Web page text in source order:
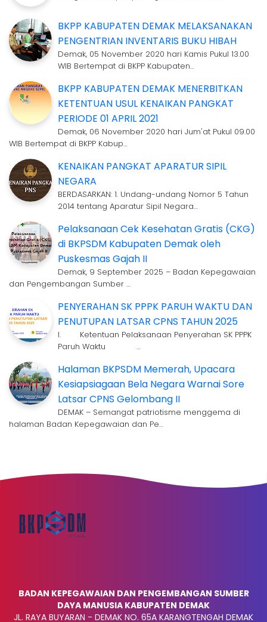
BKPP KABUPATEN DEMAK MELAKSANAKAN
PENGENTRIAN INVENTARIS BUKU HIBAH
Demak, 05 November 2020 hari Kamis Pukul 13.00
WIB Bertempat di BKPP Kabupaten…
BKPP KABUPATEN DEMAK MENERBITKAN
KETENTUAN USUL KENAIKAN PANGKAT
PERIODE 01 APRIL 2021
Demak, 06 November 2020 hari Jum'at Pukul 09.00
WIB Bertempat di BKPP Kabup…
KENAIKAN PANGKAT APARATUR SIPIL
NEGARA
BERDASARKAN: 1. Undang-undang Nomor 5 Tahun
2014 tentang Aparatur Sipil Negara…
Pelaksanaan Cek Kesehatan Gratis (CKG)
di BKPSDM Kabupaten Demak oleh
Puskesmas Gajah II
Demak, 9 September 2025 – Badan Kepegawaian
dan Pengembangan Sumber …
PENYERAHAN SK PPPK PARUH WAKTU DAN
PENUTUPAN LATSAR CPNS TAHUN 2025
I. Ketentuan Pelaksanaan Penyerahan SK PPPK
Paruh Waktu …
Halaman BKPSDM Memerah, Upacara
Kesiapsiagaan Bela Negara Warnai Sore
Latsar CPNS Gelombang II
DEMAK – Semangat patriotisme menggema di
halaman Badan Kepegawaian dan Pe…
BADAN KEPEGAWAIAN DAN PENGEMBANGAN SUMBER
DAYA MANUSIA KABUPATEN DEMAK
JL. RAYA BUYARAN - DEMAK NO. 65A KARANGTENGAH DEMAK